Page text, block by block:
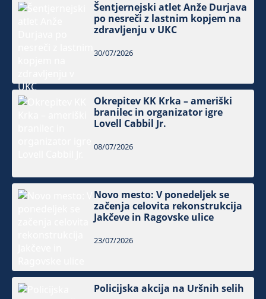
Šentjernejski atlet Anže Durjava
po nesreči z lastnim kopjem na
zdravljenju v UKC
30/07/2026
Okrepitev KK Krka – ameriški
branilec in organizator igre
Lovell Cabbil Jr.
08/07/2026
Novo mesto: V ponedeljek se
začenja celovita rekonstrukcija
Jakčeve in Ragovske ulice
23/07/2026
Policijska akcija na Uršnih selih